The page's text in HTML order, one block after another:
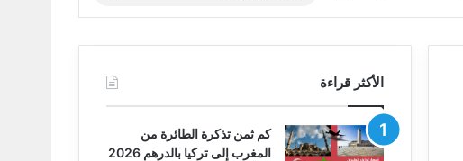
في
الأكثر قراءة
كم ثمن تذكرة الطائرة من
المغرب إلى تركيا بالدرهم 2026